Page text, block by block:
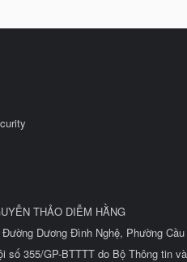
THẢO DIỄM HẰNG
Dương Đình Nghệ, Phường
số 355/GP-BTTTT do Bộ Thông tin